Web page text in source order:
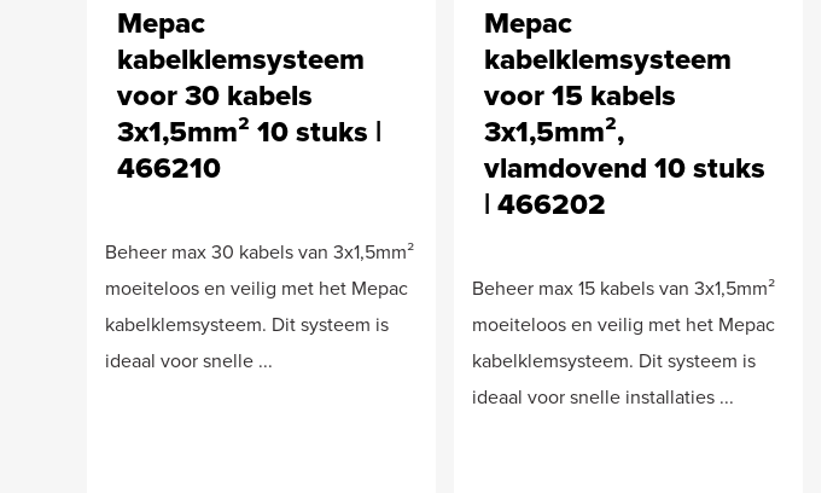
Mepac
kabelklemsysteem
voor 30 kabels
3x1,5mm² 10 stuks |
466210
Beheer max 30 kabels van 3x1,5mm²
moeiteloos en veilig met het Mepac
kabelklemsysteem. Dit systeem is
ideaal voor snelle ...
Mepac
kabelklemsysteem
voor 15 kabels
3x1,5mm²,
vlamdovend 10 stuks
| 466202
Beheer max 15 kabels van 3x1,5mm²
moeiteloos en veilig met het Mepac
kabelklemsysteem. Dit systeem is
ideaal voor snelle installaties ...